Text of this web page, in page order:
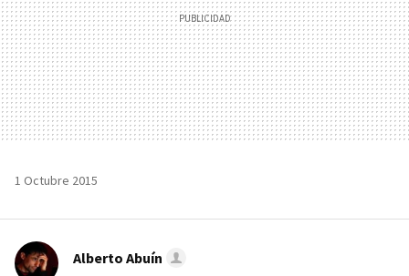
1 Octubre 2015
Alberto Abuín